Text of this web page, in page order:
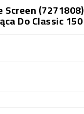
Screen
Do Classic